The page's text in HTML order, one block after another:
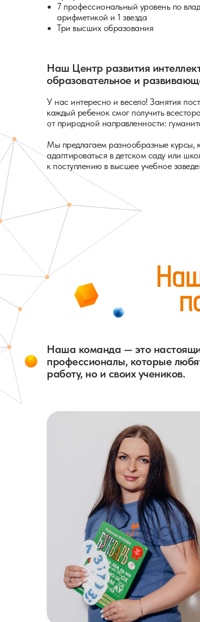
Наш Центр развития
образовательное и
7 профессиональный уровень по
арифметикой и 1 звезда
Три высших образования
У нас интересно и весело! Занятия
каждый ребенок смог получить
от природной направленности:
Мы предлагаем разнообразные курсы,
адаптироваться в детском саду или
к поступлению в высшее учебное
Наша команда — это
профессионалы, которые
работу, но и своих учеников.